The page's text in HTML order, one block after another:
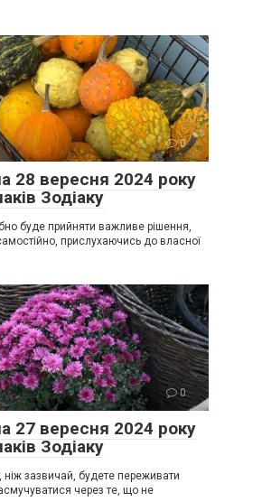
0
28 вересня 2024 року
Зодіаку
буде прийняти важливе рішення,
прислухаючись до власної
0
27 вересня 2024 року
Зодіаку
зазвичай, будете переживати
через те, що не